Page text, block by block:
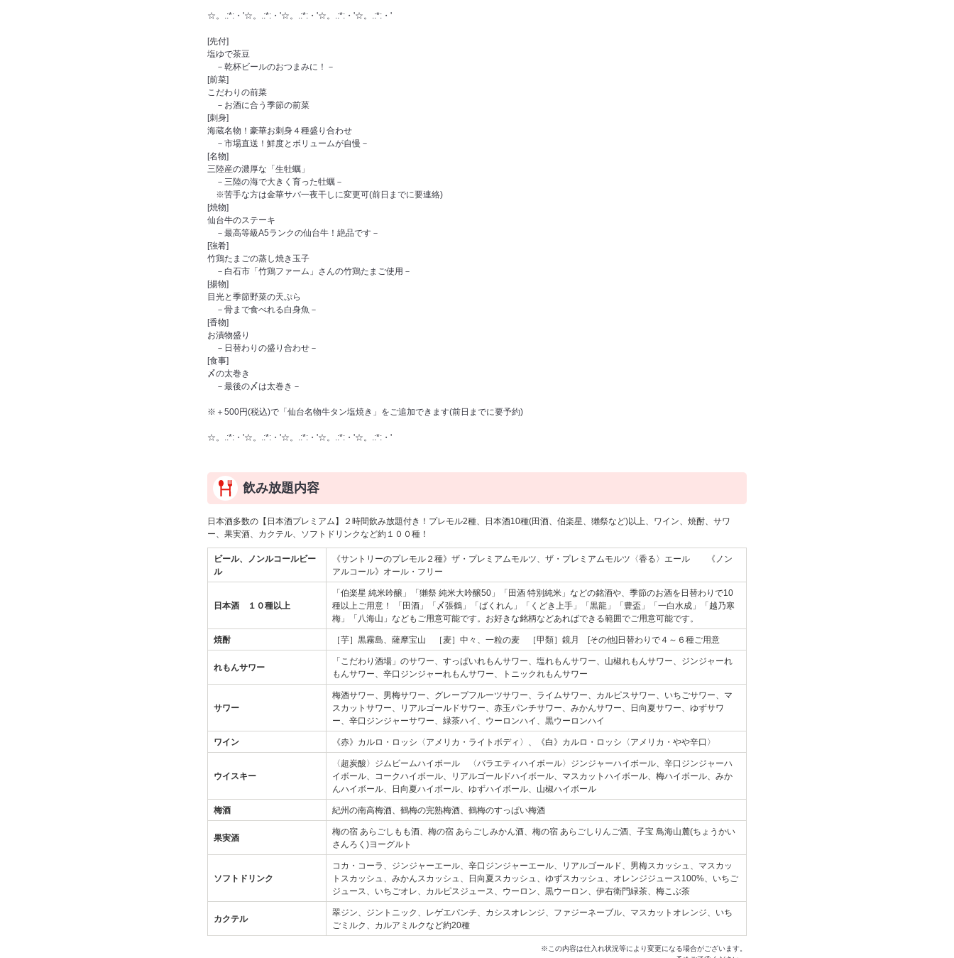
☆。.:*:・'☆。.:*:・'☆。.:*:・'☆。.:*:・'☆。.:*:・'
[先付]
塩ゆで茶豆
－乾杯ビールのおつまみに！－
[前菜]
こだわりの前菜
－お酒に合う季節の前菜
[刺身]
海蔵名物！豪華お刺身４種盛り合わせ
－市場直送！鮮度とボリュームが自慢－
[名物]
三陸産の濃厚な「生牡蠣」
－三陸の海で大きく育った牡蠣－
※苦手な方は金華サバ一夜干しに変更可(前日までに要連絡)
[焼物]
仙台牛のステーキ
－最高等級A5ランクの仙台牛！絶品です－
[強肴]
竹鶏たまごの蒸し焼き玉子
－白石市「竹鶏ファーム」さんの竹鶏たまご使用－
[揚物]
目光と季節野菜の天ぷら
－骨まで食べれる白身魚－
[香物]
お漬物盛り
－日替わりの盛り合わせ－
[食事]
〆の太巻き
－最後の〆は太巻き－
※＋500円(税込)で「仙台名物牛タン塩焼き」をご追加できます(前日までに要予約)
☆。.:*:・'☆。.:*:・'☆。.:*:・'☆。.:*:・'☆。.:*:・'
飲み放題内容
日本酒多数の【日本酒プレミアム】２時間飲み放題付き！プレモル2種、日本酒10種(田酒、伯楽星、獺祭など)以上、ワイン、焼酎、サワ
ー、果実酒、カクテル、ソフトドリンクなど約１００種！
ビール、ノンルコールビー
ル
《サントリーのプレモル２種》ザ・プレミアムモルツ、ザ・プレミアムモルツ〈香る〉エール 《ノン
アルコール》オール・フリー
日本酒 １０種以上
「伯楽星 純米吟醸」「獺祭 純米大吟醸50」「田酒 特別純米」などの銘酒や、季節のお酒を日替わりで10
種以上ご用意！ 「田酒」「〆張鶴」「ばくれん」「くどき上手」「黒龍」「豊盃」「一白水成」「越乃寒
梅」「八海山」などもご用意可能です。お好きな銘柄などあればできる範囲でご用意可能です。
焼酎 ［芋］黒霧島、薩摩宝山 ［麦］中々、一粒の麦 ［甲類］鏡月 [その他]日替わりで４～６種ご用意
れもんサワー
「こだわり酒場」のサワー、すっぱいれもんサワー、塩れもんサワー、山椒れもんサワー、ジンジャーれ
もんサワー、辛口ジンジャーれもんサワー、トニックれもんサワー
サワー
梅酒サワー、男梅サワー、グレープフルーツサワー、ライムサワー、カルピスサワー、いちごサワー、マ
スカットサワー、リアルゴールドサワー、赤玉パンチサワー、みかんサワー、日向夏サワー、ゆずサワ
ー、辛口ジンジャーサワー、緑茶ハイ、ウーロンハイ、黒ウーロンハイ
ワイン 《赤》カルロ・ロッシ〈アメリカ・ライトボディ〉、《白》カルロ・ロッシ〈アメリカ・やや辛口〉
ウイスキー
〈超炭酸〉ジムビームハイボール 〈バラエティハイボール〉ジンジャーハイボール、辛口ジンジャーハ
イボール、コークハイボール、リアルゴールドハイボール、マスカットハイボール、梅ハイボール、みか
んハイボール、日向夏ハイボール、ゆずハイボール、山椒ハイボール
梅酒 紀州の南高梅酒、鶴梅の完熟梅酒、鶴梅のすっぱい梅酒
果実酒
梅の宿 あらごしもも酒、梅の宿 あらごしみかん酒、梅の宿 あらごしりんご酒、子宝 鳥海山麓(ちょうかい
さんろく)ヨーグルト
ソフトドリンク
コカ・コーラ、ジンジャーエール、辛口ジンジャーエール、リアルゴールド、男梅スカッシュ、マスカッ
トスカッシュ、みかんスカッシュ、日向夏スカッシュ、ゆずスカッシュ、オレンジジュース100%、いちご
ジュース、いちごオレ、カルピスジュース、ウーロン、黒ウーロン、伊右衛門緑茶、梅こぶ茶
カクテル
翠ジン、ジントニック、レゲエパンチ、カシスオレンジ、ファジーネーブル、マスカットオレンジ、いち
ごミルク、カルアミルクなど約20種
※この内容は仕入れ状況等により変更になる場合がございます。